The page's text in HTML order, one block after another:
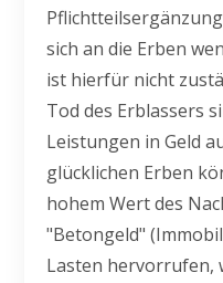
sich an die Erben
ist hierfür nicht
Tod des Erblassers
Leistungen in Geld
glücklichen Erben
hohem Wert des
"Betongeld"
Lasten hervorrufen,